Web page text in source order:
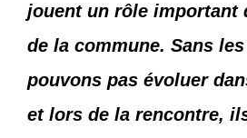
jouent un rôle important
de la commune. Sans
pouvons pas évoluer
et lors de la rencontre,